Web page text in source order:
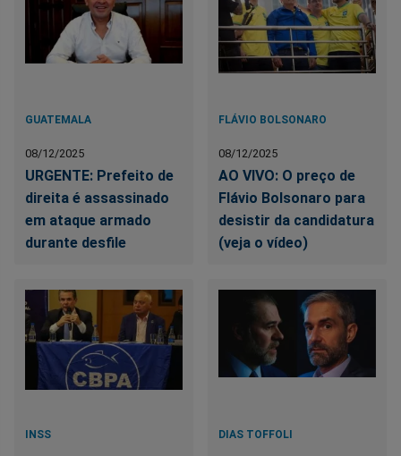
GUATEMALA
08/12/2025
URGENTE: Prefeito de
direita é assassinado
em ataque armado
durante desfile
FLÁVIO BOLSONARO
08/12/2025
AO VIVO: O preço de
Flávio Bolsonaro para
desistir da candidatura
(veja o vídeo)
INSS DIAS TOFFOLI